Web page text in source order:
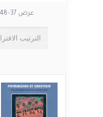
عرض 37–48 من أصل 377 نتيجة